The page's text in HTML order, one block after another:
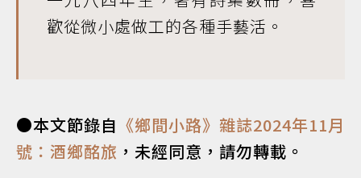
歡從微小處做工的各種手藝活。
●本文節錄自 《鄉間小路》雜誌2024年11月
號：酒鄉酩旅 ，未經同意，請勿轉載。